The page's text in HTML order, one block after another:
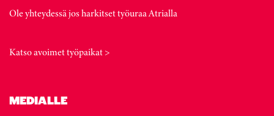
Ole yhteydessä jos harkitset työuraa Atrialla
Katso avoimet työpaikat >
MEDIALLE